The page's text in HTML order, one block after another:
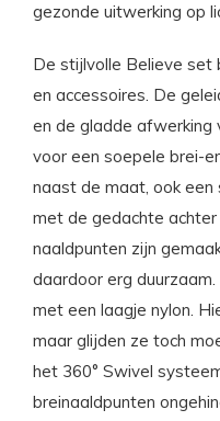
gezonde uitwerking op
De stijlvolle Believe set
en accessoires. De
en de gladde afwerking
voor een soepele brei-
naast de maat, ook een
met de gedachte
naaldpunten zijn
daardoor erg
met een laagje nylon.
maar glijden ze toch
het 360° Swivel
breinaaldpunten